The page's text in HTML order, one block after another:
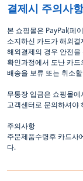
결제시 주의사항
본 쇼핑몰은 PayPal(페
소지하신 카드가해외결
해외결제의 경우 안전을
확인과정에서 도난카드
배송을 보류 또는 취소할
무통장 입금은 쇼핑몰에
고객센터로 문의하셔야
주의사항
주문제품수령후 카드사
다.